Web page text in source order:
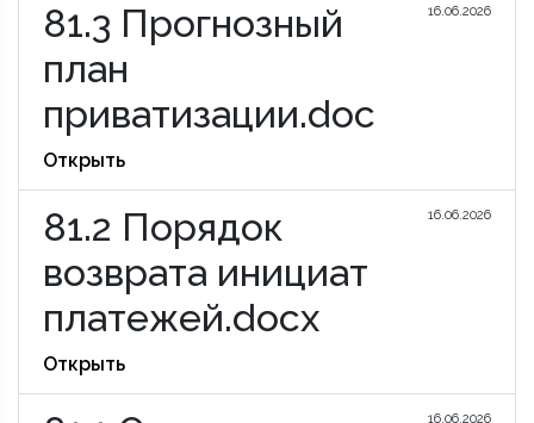
81.3 Прогнозный
план
приватизации.doc
16.06.2026
Открыть
81.2 Порядок
возврата инициат
платежей.docx
16.06.2026
Открыть
16.06.2026